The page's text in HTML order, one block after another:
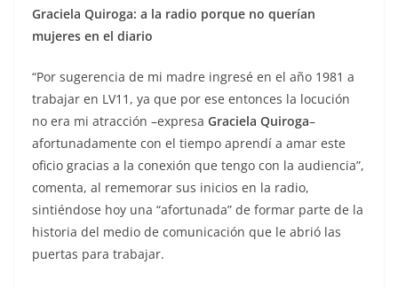
Graciela Quiroga: a la radio porque no querían
mujeres en el diario
“Por sugerencia de mi madre ingresé en el año 1981 a
trabajar en LV11, ya que por ese entonces la locución
no era mi atracción –expresa Graciela Quiroga–
afortunadamente con el tiempo aprendí a amar este
oficio gracias a la conexión que tengo con la audiencia”,
comenta, al rememorar sus inicios en la radio,
sintiéndose hoy una “afortunada” de formar parte de la
historia del medio de comunicación que le abrió las
puertas para trabajar.